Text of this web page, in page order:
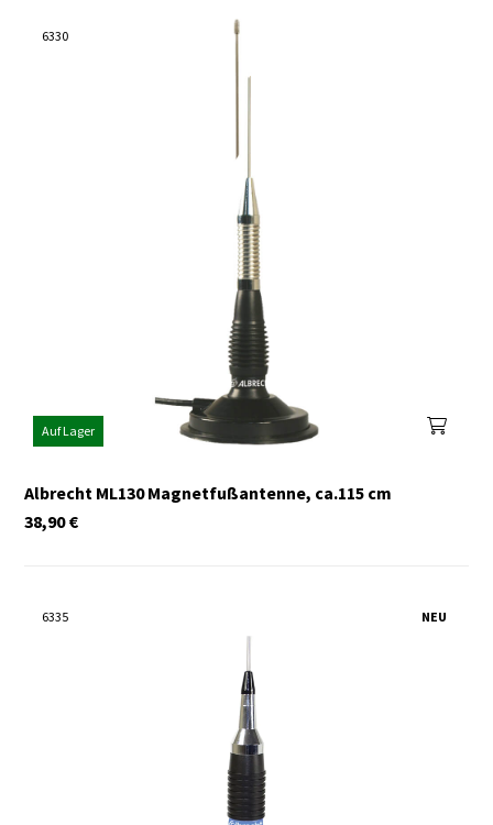
6330
Auf Lager
Albrecht ML130 Magnetfußantenne, ca.115 cm
€
38,90
NEU
6335